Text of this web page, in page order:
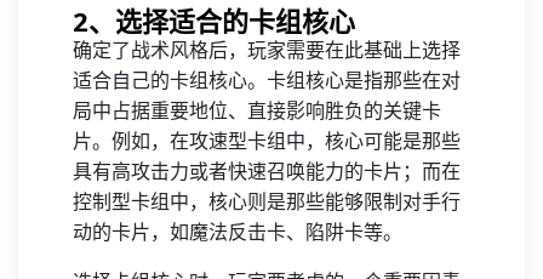
2、选择适合的卡组核心
确定了战术风格后，玩家需要在此基础上选择
适合自己的卡组核心。卡组核心是指那些在对
局中占据重要地位、直接影响胜负的关键卡
片。例如，在攻速型卡组中，核心可能是那些
具有高攻击力或者快速召唤能力的卡片；而在
控制型卡组中，核心则是那些能够限制对手行
动的卡片，如魔法反击卡、陷阱卡等。